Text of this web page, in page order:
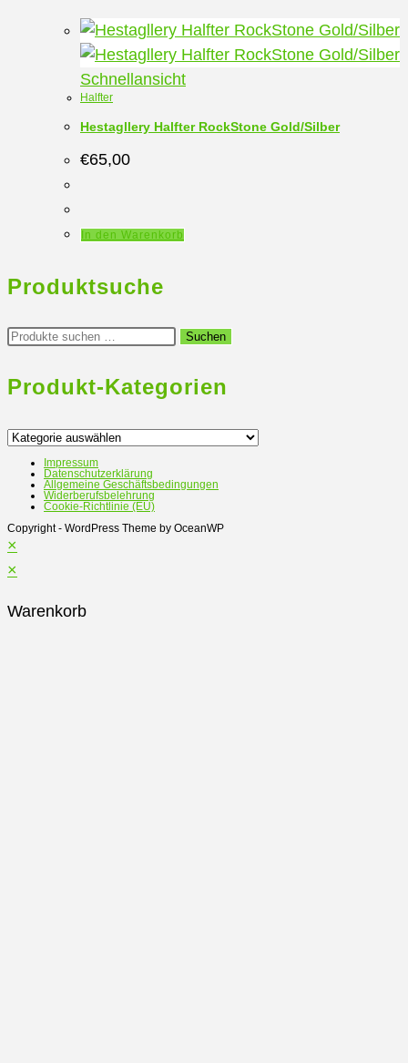
Schnellansicht
Halfter
Hestagllery Halfter RockStone Gold/Silber
€65,00
In den Warenkorb
Produktsuche
Suchen
Suchen
Produkt-Kategorien
Impressum
Datenschutzerklärung
Allgemeine Geschäftsbedingungen
Widerberufsbelehrung
Cookie-Richtlinie (EU)
Copyright - WordPress Theme by OceanWP
×
×
Warenkorb